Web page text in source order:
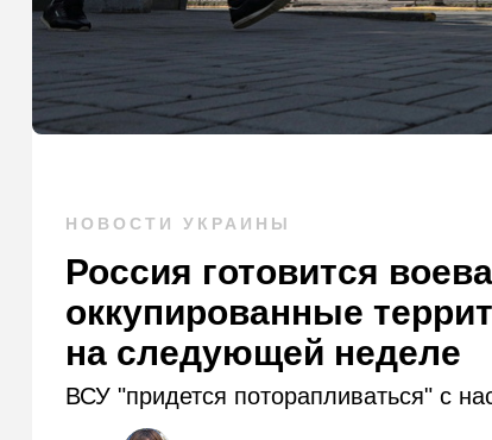
НОВОСТИ УКРАИНЫ
Россия готовится
оккупированные
на следующей неделе
ВСУ "придется поторапливаться" с